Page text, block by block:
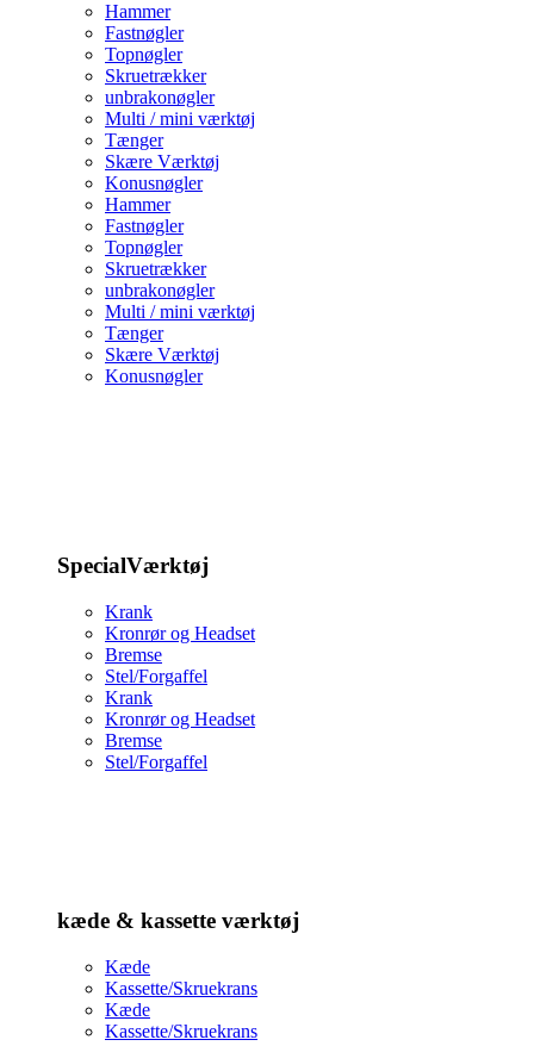
Hammer
Fastnøgler
Topnøgler
Skruetrækker
unbrakonøgler
Multi / mini værktøj
Tænger
Skære Værktøj
Konusnøgler
Hammer
Fastnøgler
Topnøgler
Skruetrækker
unbrakonøgler
Multi / mini værktøj
Tænger
Skære Værktøj
Konusnøgler
SpecialVærktøj
Krank
Kronrør og Headset
Bremse
Stel/Forgaffel
Krank
Kronrør og Headset
Bremse
Stel/Forgaffel
kæde & kassette værktøj
Kæde
Kassette/Skruekrans
Kæde
Kassette/Skruekrans